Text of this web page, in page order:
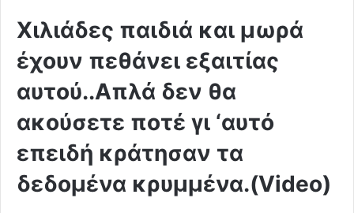
Χιλιάδες παιδιά και μωρά
έχουν πεθάνει εξαιτίας
αυτού..Aπλά δεν θα
ακούσετε ποτέ γι ‘αυτό
επειδή κράτησαν τα
δεδομένα κρυμμένα.(Video)